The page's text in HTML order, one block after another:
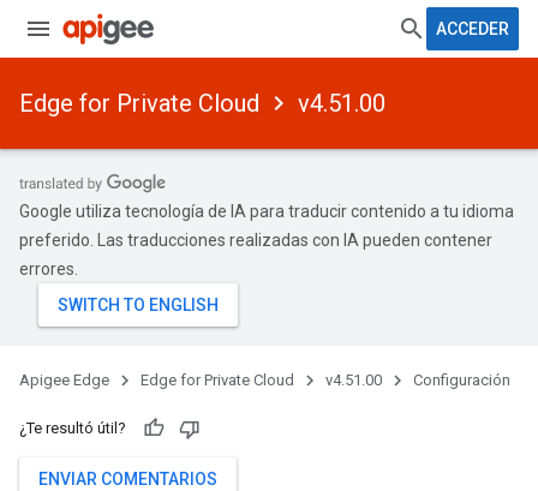
ACCEDER
Edge for Private Cloud v4.51.00
Google utiliza tecnología de IA para traducir contenido a tu idioma
preferido. Las traducciones realizadas con IA pueden contener
errores.
Apigee Edge Edge for Private Cloud v4.51.00 Configuración
¿Te resultó útil?
ENVIAR COMENTARIOS